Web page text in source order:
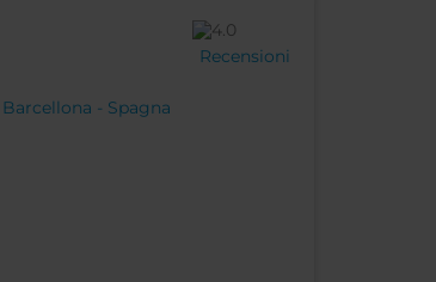
Barcellona - Spagna
Recensioni